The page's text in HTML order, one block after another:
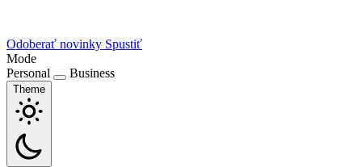
Odoberať novinky Spustiť
Mode
Personal
Business
Theme